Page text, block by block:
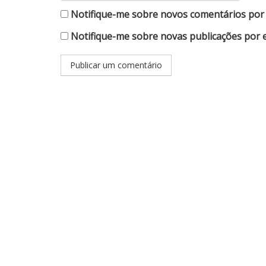
Notifique-me sobre novos comentários por
Notifique-me sobre novas publicações por